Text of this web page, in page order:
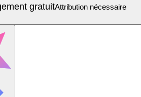
gratuitAttribution nécessaire